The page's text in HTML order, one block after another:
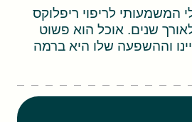
המשמעותי לריפוי ריפלוקס
שנים. אוכל הוא פשוט
וההשפעה שלו היא ברמה